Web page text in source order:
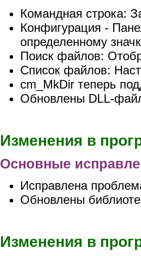
Командная строка:
Конфигурация -
определенному
Поиск файлов:
Список файлов:
cm_MkDir теперь
Обновлены DLL-
Изменения в
Основные
Исправлена
Обновлены
Изменения в